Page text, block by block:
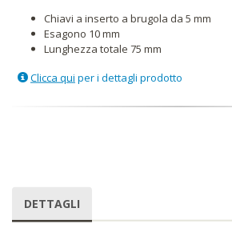
Chiavi a inserto a brugola da 5 mm
Esagono 10 mm
Lunghezza totale 75 mm
Clicca qui per i dettagli prodotto
DETTAGLI